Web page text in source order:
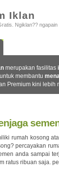
Iklan
Ngiklan??
merupakan fasilitas
membantu
Premium kini lebih
rumah kosong
percayakan
anda sampai
ratus ribuan saja.